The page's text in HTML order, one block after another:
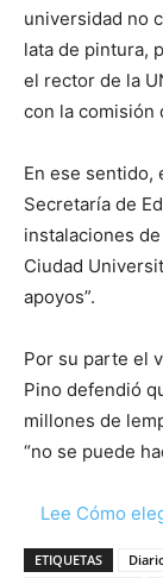
universidad no
lata de pintura,
el rector de la
con la comisión
En ese sentido,
Secretaría de
instalaciones
Ciudad
apoyos”.
Por su parte el
Pino defendió
millones de
“no se puede
Lee Cómo
ETIQUETAS